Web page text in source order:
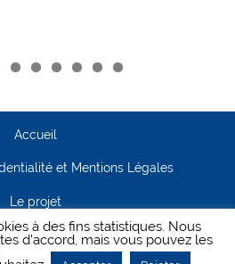
Accueil
et Mentions Légales
Le projet
Contact
à des fins statistiques. Nous
d'accord, mais vous pouvez les